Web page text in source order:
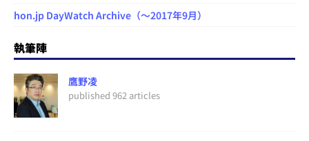
hon.jp DayWatch Archive（～2017年9月）
執筆陣
鷹野凌
published 962 articles